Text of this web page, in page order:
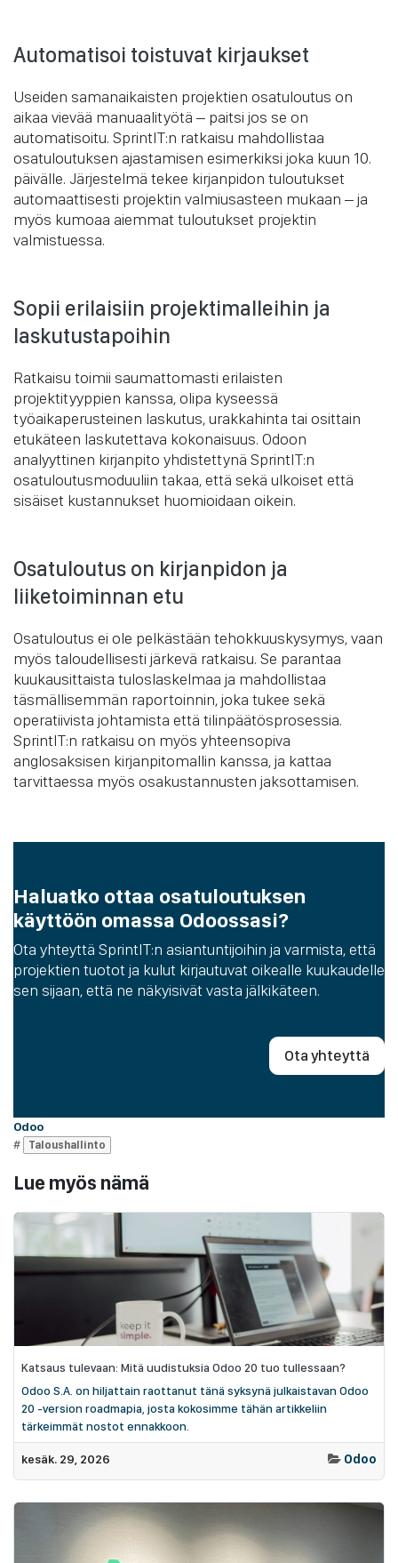
Automatisoi toistuvat kirjaukset
Useiden samanaikaisten projektien osatuloutus on
aikaa vievää manuaalityötä – paitsi jos se on
automatisoitu. SprintIT:n ratkaisu mahdollistaa
osatuloutuksen ajastamisen esimerkiksi joka kuun 10.
päivälle. Järjestelmä tekee kirjanpidon tuloutukset
automaattisesti projektin valmiusasteen mukaan – ja
myös kumoaa aiemmat tuloutukset projektin
valmistuessa.
Sopii erilaisiin projektimalleihin ja
laskutustapoihin
Ratkaisu toimii saumattomasti erilaisten
projektityyppien kanssa, olipa kyseessä
työaikaperusteinen laskutus, urakkahinta tai osittain
etukäteen laskutettava kokonaisuus. Odoon
analyyttinen kirjanpito yhdistettynä SprintIT:n
osatuloutusmoduuliin takaa, että sekä ulkoiset että
sisäiset kustannukset huomioidaan oikein.
Osatuloutus on kirjanpidon ja
liiketoiminnan etu
Osatuloutus ei ole pelkästään tehokkuuskysymys, vaan
myös taloudellisesti järkevä ratkaisu. Se parantaa
kuukausittaista tuloslaskelmaa ja mahdollistaa
täsmällisemmän raportoinnin, joka tukee sekä
operatiivista johtamista että tilinpäätösprosessia.
SprintIT:n ratkaisu on myös yhteensopiva
anglosaksisen kirjanpitomallin kanssa, ja kattaa
tarvittaessa myös osakustannusten jaksottamisen.
Haluatko ottaa osatuloutuksen
käyttöön omassa Odoossasi?
Ota yhteyttä SprintIT:n asiantuntijoihin ja varmista, että
projektien tuotot ja kulut kirjautuvat oikealle kuukaudelle
sen sijaan, että ne näkyisivät vasta jälkikäteen.
Ota yhteyttä
Odoo
#
Taloushallinto
Lue myös nämä
Katsaus tulevaan: Mitä uudistuksia Odoo 20 tuo tullessaan?
Odoo S.A. on hiljattain raottanut tänä syksynä julkaistavan Odoo
20 -version roadmapia, josta kokosimme tähän artikkeliin
tärkeimmät nostot ennakkoon.
kesäk. 29, 2026 Odoo